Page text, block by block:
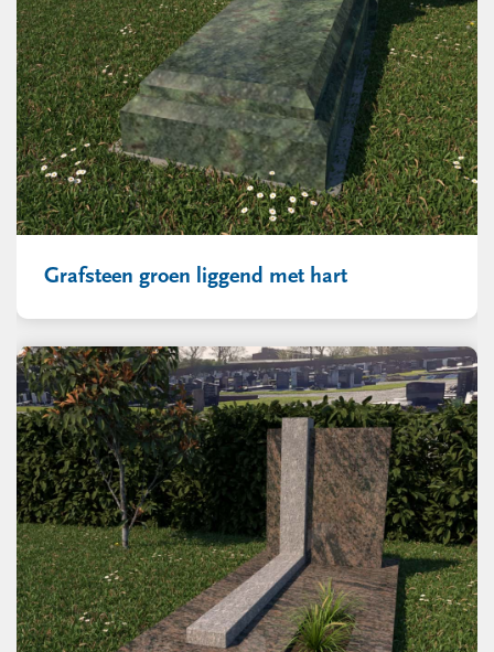
Grafsteen groen liggend met hart